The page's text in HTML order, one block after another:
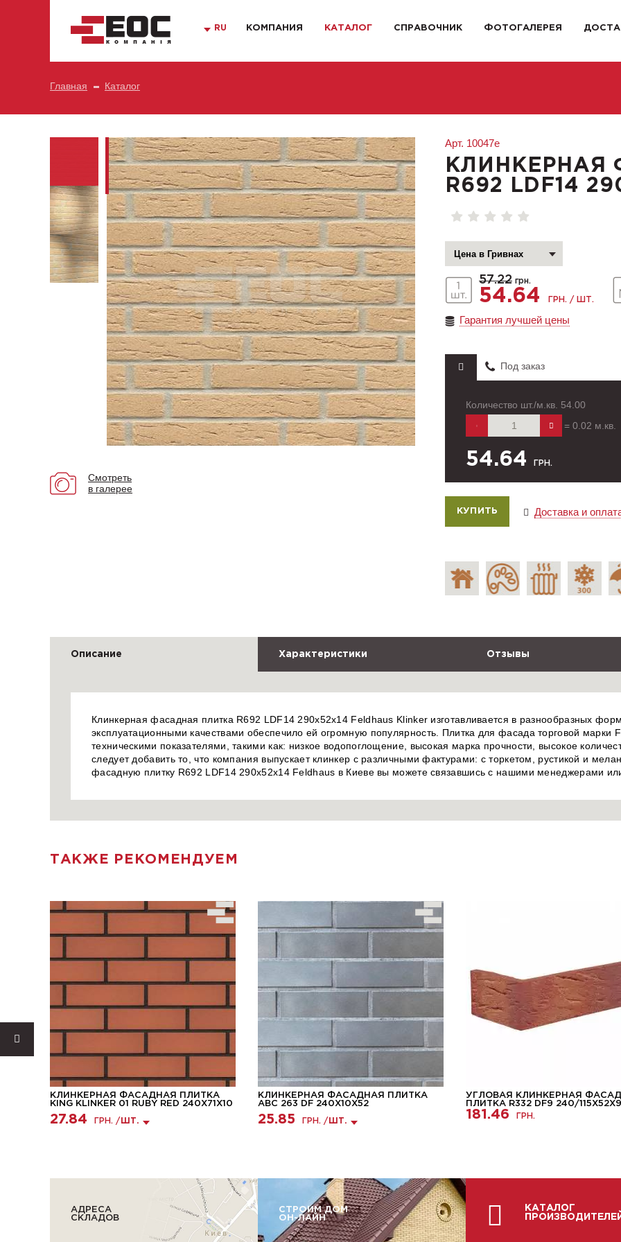
RU КОМПАНИЯ КАТАЛОГ СПРАВОЧНИК ФОТОГАЛЕРЕЯ
Главная Каталог
Смотреть
в галерее
Арт. 10047e
КЛИНКЕРНАЯ
R692 LDF14
57.22 грн.
54.64 ГРН. / ШТ.
Гарантия лучшей цены
Под заказ
Количество шт./м.кв. 54.00
= 0.02 м.кв.
54.64 ГРН.
Доставка и
Описание Характеристики Отзывы
Клинкерная фасадная плитка R692 LDF14 290x52x14 Feldhaus Klinker изготавливается в разнообразных
эксплуатационными качествами обеспечило ей огромную популярность. Плитка для фасада торговой марки
техническими показателями, такими как: низкое водопоглощение, высокая марка прочности, высокое
следует добавить то, что компания выпускает клинкер с различными фактурами: с торкетом, рустикой и
фасадную плитку R692 LDF14 290x52x14 Feldhaus в Киеве вы можете связавшись с нашими менеджерами или
ТАКЖЕ РЕКОМЕНДУЕМ
КЛИНКЕРНАЯ ФАСАДНАЯ ПЛИТКА
KING KLINKER 01 RUBY RED 240X71X10
27.84 ГРН. / ШТ.
КЛИНКЕРНАЯ ФАСАДНАЯ ПЛИТКА
ABC 263 DF 240X10X52
25.85 ГРН. / ШТ.
УГЛОВАЯ КЛИНКЕРНАЯ
ПЛИТКА R332 DF9 240/115Х52Х9
181.46 ГРН.
АДРЕСА
СКЛАДОВ
СТРОИМ ДОМ
ОН-ЛАЙН
КАТАЛОГ